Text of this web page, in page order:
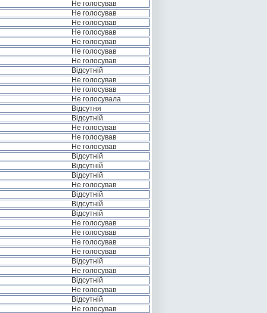
Не голосував
Не голосував
Не голосував
Не голосував
Не голосував
Не голосував
Не голосував
Відсутній
Не голосував
Не голосував
Не голосувала
Відсутня
Відсутній
Не голосував
Не голосував
Не голосував
Відсутній
Відсутній
Відсутній
Не голосував
Відсутній
Відсутній
Відсутній
Не голосував
Не голосував
Не голосував
Не голосував
Відсутній
Не голосував
Відсутній
Не голосував
Відсутній
Не голосував